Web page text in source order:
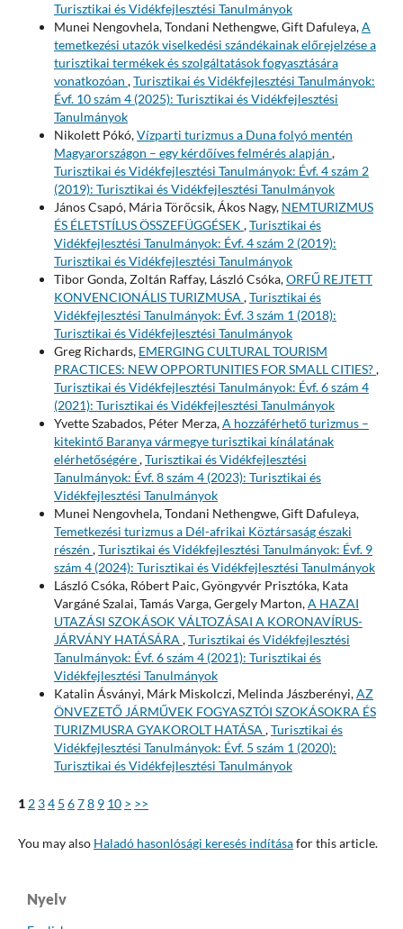
Turisztikai és Vidékfejlesztési Tanulmányok
Munei Nengovhela, Tondani Nethengwe, Gift Dafuleya,A
temetkezési utazók viselkedési szándékainak előrejelzése a
turisztikai termékek és szolgáltatások fogyasztására
vonatkozóan ,Turisztikai és Vidékfejlesztési Tanulmányok:
Évf. 10 szám 4 (2025): Turisztikai és Vidékfejlesztési
Tanulmányok
Nikolett Pókó,Vízparti turizmus a Duna folyó mentén
Magyarországon – egy kérdőíves felmérés alapján ,
Turisztikai és Vidékfejlesztési Tanulmányok: Évf. 4 szám 2
(2019): Turisztikai és Vidékfejlesztési Tanulmányok
János Csapó, Mária Törőcsik, Ákos Nagy, NEMTURIZMUS
ÉS ÉLETSTÍLUS ÖSSZEFÜGGÉSEK ,Turisztikai és
Vidékfejlesztési Tanulmányok: Évf. 4 szám 2 (2019):
Turisztikai és Vidékfejlesztési Tanulmányok
Tibor Gonda, Zoltán Raffay, László Csóka,ORFŰ REJTETT
KONVENCIONÁLIS TURIZMUSA ,Turisztikai és
Vidékfejlesztési Tanulmányok: Évf. 3 szám 1 (2018):
Turisztikai és Vidékfejlesztési Tanulmányok
Greg Richards, EMERGING CULTURAL TOURISM
PRACTICES: NEW OPPORTUNITIES FOR SMALL CITIES?,
Turisztikai és Vidékfejlesztési Tanulmányok: Évf. 6 szám 4
(2021): Turisztikai és Vidékfejlesztési Tanulmányok
Yvette Szabados, Péter Merza,A hozzáférhető turizmus –
kitekintő Baranya vármegye turisztikai kínálatának
elérhetőségére,Turisztikai és Vidékfejlesztési
Tanulmányok: Évf. 8 szám 4 (2023): Turisztikai és
Vidékfejlesztési Tanulmányok
Munei Nengovhela, Tondani Nethengwe, Gift Dafuleya,
Temetkezési turizmus a Dél-afrikai Köztársaság északi
részén ,Turisztikai és Vidékfejlesztési Tanulmányok: Évf. 9
szám 4 (2024): Turisztikai és Vidékfejlesztési Tanulmányok
László Csóka, Róbert Paic, Gyöngyvér Prisztóka, Kata
Vargáné Szalai, Tamás Varga, Gergely Marton,A HAZAI
UTAZÁSI SZOKÁSOK VÁLTOZÁSAI A KORONAVÍRUS-
JÁRVÁNY HATÁSÁRA ,Turisztikai és Vidékfejlesztési
Tanulmányok: Évf. 6 szám 4 (2021): Turisztikai és
Vidékfejlesztési Tanulmányok
Katalin Ásványi, Márk Miskolczi, Melinda Jászberényi,AZ
ÖNVEZETŐ JÁRMŰVEK FOGYASZTÓI SZOKÁSOKRA ÉS
TURIZMUSRA GYAKOROLT HATÁSA ,Turisztikai és
Vidékfejlesztési Tanulmányok: Évf. 5 szám 1 (2020):
Turisztikai és Vidékfejlesztési Tanulmányok
1 2 34 5 678 9 10 > >>
You may also Haladó hasonlósági keresés indításafor this article.
Nyelv